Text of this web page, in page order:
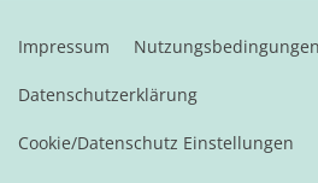
Impressum Nutzungsbedingungen
Datenschutzerklärung
Cookie/Datenschutz Einstellungen